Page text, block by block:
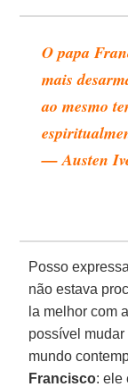
O papa
mais
ao mesmo
— Austen
Posso
não estava
la melhor com
possível
mundo
Francisco: ele